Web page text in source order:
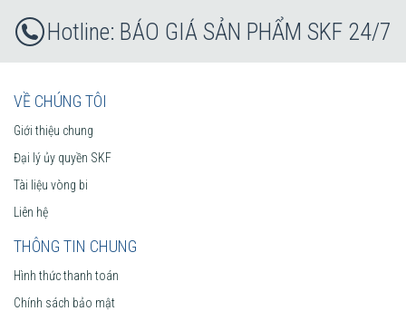
BÁO GIÁ SẢN PHẨM SKF 24/7
VỀ CHÚNG TÔI
Giới thiệu chung
Đại lý ủy quyền SKF
Tài liệu vòng bi
Liên hệ
THÔNG TIN CHUNG
Hình thức thanh toán
Chính sách bảo mật